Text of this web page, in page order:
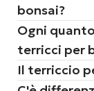
bonsai?
Ogni
terricci per
Il terriccio